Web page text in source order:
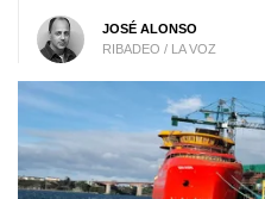
JOSÉ ALONSO
RIBADEO / LA VOZ